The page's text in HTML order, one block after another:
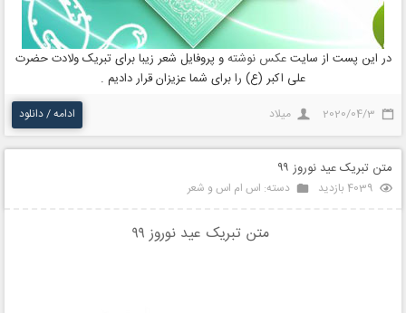
در این پست از سایتعکس نوشته و پروفایل شعر زیبا برای تبریک ولادت حضرت
علی‌ اکبر (ع) را برای شما عزیزان قرار دادیم .
2020/04/3 میلاد ادامه / دانلود
متن تبریک عید نوروز ۹۹
4039 بازدید دسته: اس ام اس و شعر
متن تبریک عید نوروز ۹۹